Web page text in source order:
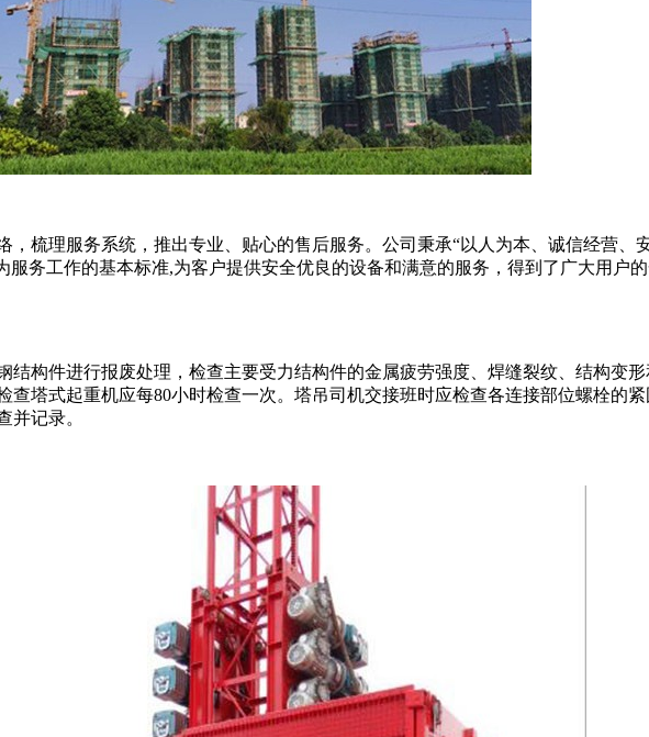
梳理服务系统，推出专业、贴心的售后服务。公司秉承“以人为本、诚信经营、
务工作的基本标准,为客户提供安全优良的设备和满意的服务，得到了广大用户
结构件进行报废处理，检查主要受力结构件的金属疲劳强度、焊缝裂纹、结构变
塔式起重机应每80小时检查一次。塔吊司机交接班时应检查各连接部位螺栓的
并记录。